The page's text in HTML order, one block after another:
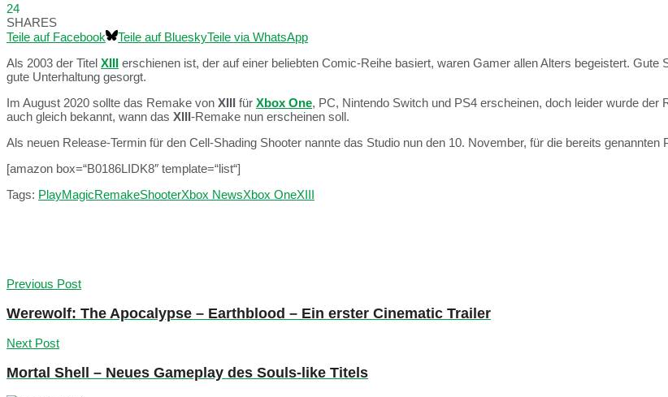
24
SHARES
Teile auf Facebook
Teile auf BlueskyTeile via WhatsApp
Als 2003 der Titel XIII erschienen ist, der auf einer beliebten Comic-Reihe basiert, waren Gamer allen Alters begeistert.
gute Unterhaltung gesorgt.
Im August 2020 sollte das Remake von XIII für Xbox One, PC, Nintendo Switch und PS4 erscheinen, doch leider wurde der
auch gleich bekannt, wann das XIII-Remake nun erscheinen soll.
Als neuen Release-Termin für den Cell-Shading Shooter nannte das Studio nun den 10. November, für die bereits genannten
[amazon box=“B0186LIDK8″ template=“list“]
Tags: PlayMagicRemakeShooterXbox NewsXbox OneXIII
Previous Post
Werewolf: The Apocalypse – Earthblood – Ein erster Cinematic Trailer
Next Post
Mortal Shell – Neues Gameplay des Souls-like Titels